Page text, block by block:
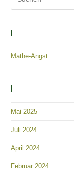
Mathe-Angst
Mai 2025
Juli 2024
April 2024
Februar 2024